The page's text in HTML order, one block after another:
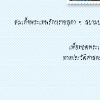
สมเด็จพระเทพรัตนราชสุดา ฯ สยา
เพื่อทอดพร
ทางประวัติศา